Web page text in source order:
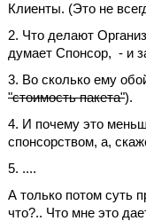
Клиенты. (Это не
2. Что делают
думает Спонсор, - и
3. Во сколько ему
"стоимость пакета").
4. И почему это
спонсорством, а,
5. ....
А только потом суть
что?.. Что мне это